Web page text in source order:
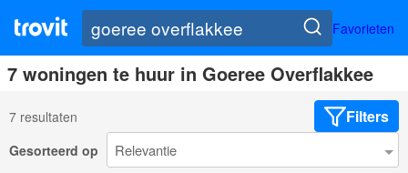
Favorieten
7 woningen te huur in Goeree Overflakkee
7 resultaten Filters
Gesorteerd op